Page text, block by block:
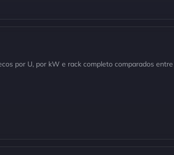
por U, por kW e rack completo comparados